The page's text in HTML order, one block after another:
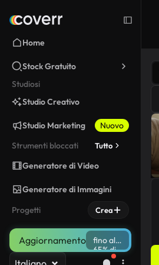
Home
Stock Gratuito
Studiosi
Studio Creativo
Studio Marketing
Nuovo
Strumenti bloccati
Tutto
Generatore di Video
Generatore di Immagini
Progetti
Crea
Aggiornamento
fino al
65% di
sconto